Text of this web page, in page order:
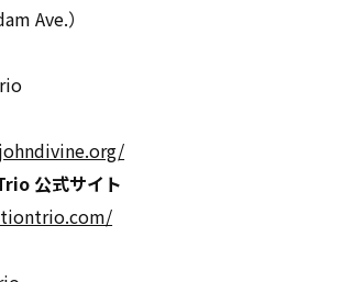
Ave.）
公式サイト